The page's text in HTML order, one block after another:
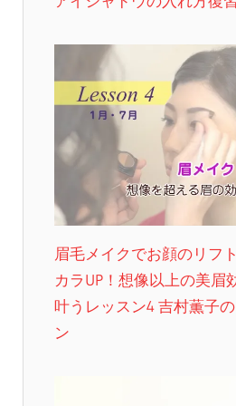
眉毛メイクでお顔のリフ
カラUP！想像以上の美眉
叶うレッスン4 吉村薫子
ン